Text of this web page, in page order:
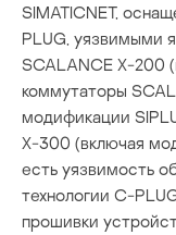
SIMATICNET,
PLUG, уязвимыми
SCALANCE X-200
коммутаторы
модификации
X-300 (включая
есть уязвимость
технологии C-
прошивки